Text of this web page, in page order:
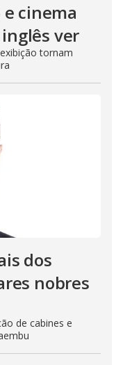
cinema
ver
tornam
dos
nobres
de cabines e